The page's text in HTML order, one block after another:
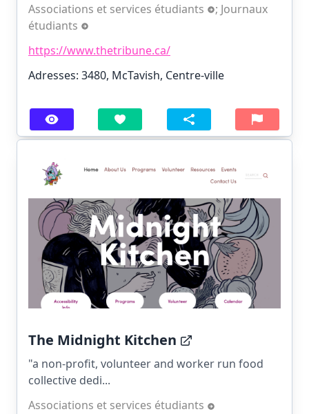
Associations et services étudiants
; Journaux
étudiants
https://www.thetribune.ca/
Adresses: 3480, McTavish, Centre-ville
The Midnight Kitchen
"a non-profit, volunteer and worker run food
collective dedi...
Associations et services étudiants